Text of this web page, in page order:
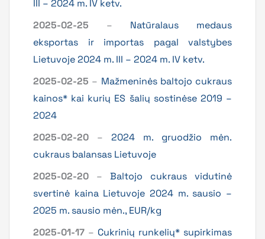
III – 2024 m. IV ketv.
2025-02-25 – Natūralaus medaus
eksportas ir importas pagal valstybes
Lietuvoje 2024 m. III – 2024 m. IV ketv.
2025-02-25 – Mažmeninės baltojo cukraus
kainos* kai kurių ES šalių sostinėse 2019 –
2024
2025-02-20 – 2024 m. gruodžio mėn.
cukraus balansas Lietuvoje
2025-02-20 – Baltojo cukraus vidutinė
svertinė kaina Lietuvoje 2024 m. sausio –
2025 m. sausio mėn., EUR/kg
2025-01-17 – Cukrinių runkelių* supirkimas